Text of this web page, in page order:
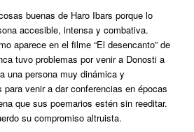
buenas de Haro Ibars porque lo
accesible, intensa y combativa.
aparece en el filme “El desencanto” de
tuvo problemas por venir a Donosti a
una persona muy dinámica y
venir a dar conferencias en épocas
que sus poemarios estén sin reeditar.
su compromiso altruista.